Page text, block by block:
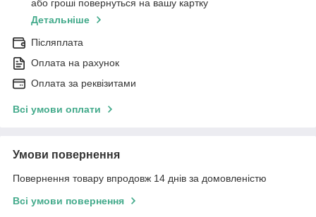
або гроші повернуться на вашу картку
Детальніше
Післяплата
Оплата на рахунок
Оплата за реквізитами
Всі умови оплати
Умови повернення
Повернення товару впродовж 14 днів за домовленістю
Всі умови повернення